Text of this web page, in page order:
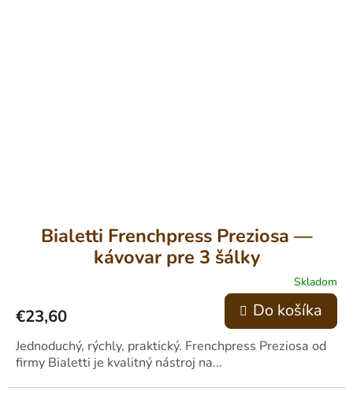
Bialetti Frenchpress Preziosa —
kávovar pre 3 šálky
Skladom
€23,60 Do košíka
Jednoduchý, rýchly, praktický. Frenchpress Preziosa od
firmy Bialetti je kvalitný nástroj na...